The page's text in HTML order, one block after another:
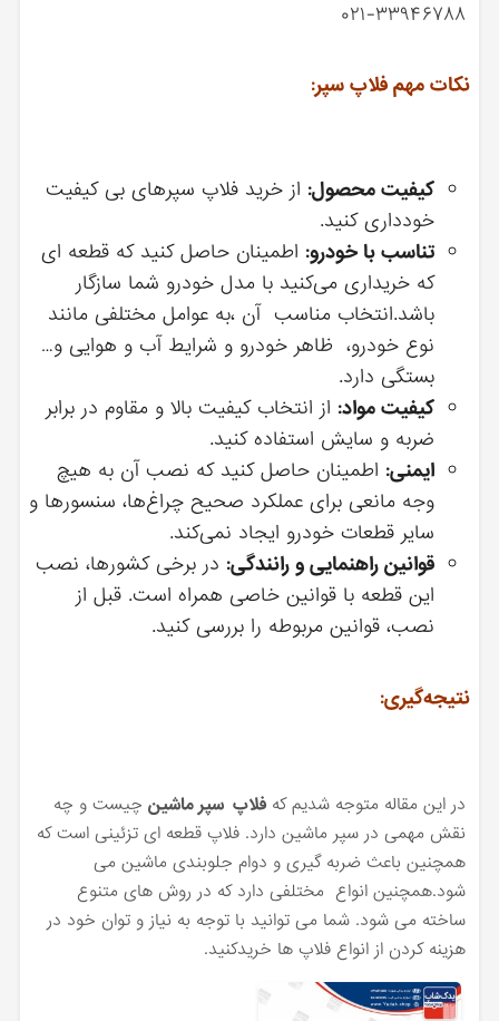
۰۲۱-۳۳۹۴۶۷۸۸
نکات مهم فلاپ سپر:
کیفیت محصول: از خرید فلاپ سپرهای بی کیفیت
خودداری کنید.
تناسب با خودرو: اطمینان حاصل کنید که قطعه ای
که خریداری می‌کنید با مدل خودرو شما سازگار
باشد.انتخاب مناسب آن ،به عوامل مختلفی مانند
نوع خودرو، ظاهر خودرو و شرایط آب و هوایی و…
بستگی دارد.
کیفیت مواد: از انتخاب کیفیت بالا و مقاوم در برابر
ضربه و سایش استفاده کنید.
ایمنی: اطمینان حاصل کنید که نصب آن به هیچ
وجه مانعی برای عملکرد صحیح چراغ‌ها، سنسورها و
سایر قطعات خودرو ایجاد نمی‌کند.
قوانین راهنمایی و رانندگی: در برخی کشورها، نصب
این قطعه با قوانین خاصی همراه است. قبل از
نصب، قوانین مربوطه را بررسی کنید.
نتیجه‌گیری:
در این مقاله متوجه شدیم کهفلاپ سپر ماشین چیست و چه
نقش مهمی در سپر ماشین دارد. فلاپ قطعه ای تزئینی است که
همچنین باعث ضربه گیری و دوام جلوبندی ماشین می
شود.همچنین انواع مختلفی دارد که در روش های متنوع
ساخته می شود. شما می توانید با توجه به نیاز و توان خود در
هزینه کردن از انواع فلاپ ها خریدکنید.